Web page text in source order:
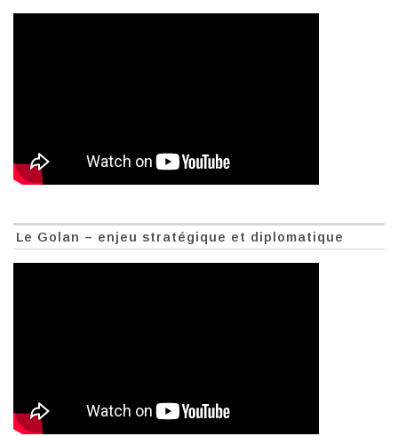
Le Golan – enjeu stratégique et diplomatique